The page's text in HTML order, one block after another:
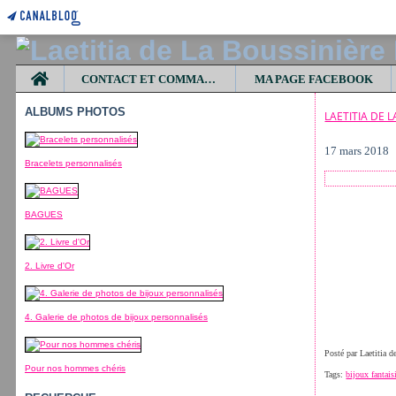
Home
CONTACT ET COMMANDES MA PAGE FACEBOOK
ALBUMS PHOTOS
Bracelets personnalisés
BAGUES
2. Livre d'Or
4. Galerie de photos de bijoux personnalisés
Pour nos hommes chéris
LAETITIA DE
17 mars 2018
Posté par Laetitia
Tags:bijoux